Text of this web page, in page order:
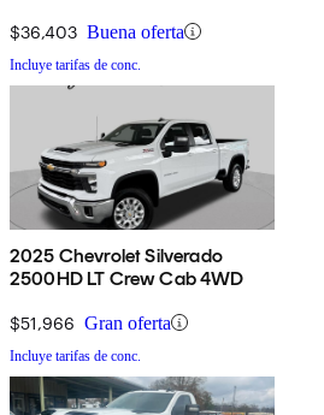
$36,403 Buena oferta
Incluye tarifas de conc.
2025 Chevrolet Silverado
2500HD LT Crew Cab 4WD
$51,966 Gran oferta
Incluye tarifas de conc.